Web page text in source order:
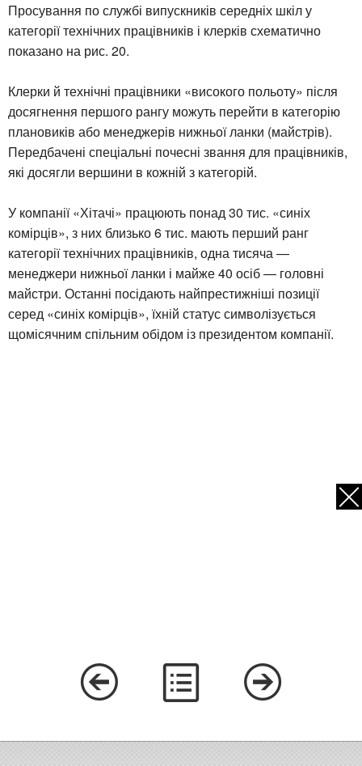
Просування по службі випускників середніх шкіл у
категорії технічних працівників і клерків схематично
показано на рис. 20.
Клерки й технічні працівники «високого польоту» після
досягнення першого рангу можуть перейти в категорію
плановиків або менеджерів нижньої ланки (майстрів).
Передбачені спеціальні почесні звання для працівників,
які досягли вершини в кожній з категорій.
У компанії «Хітачі» працюють понад 30 тис. «синіх
комірців», з них близько 6 тис. мають перший ранг
категорії технічних працівників, одна тисяча —
менеджери нижньої ланки і майже 40 осіб — головні
майстри. Останні посідають найпрестижніші позиції
серед «синіх комірців», їхній статус символізується
щомісячним спільним обідом із президентом компанії.